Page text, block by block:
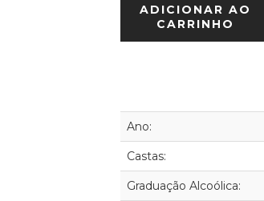
ADICIONAR AO
CARRINHO
Ano:
Castas:
Graduação Alcoólica: